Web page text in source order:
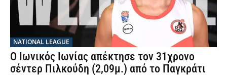
NATIONAL LEAGUE
Ο Ιωνικός Ιωνίας απέκτησε τον 31χρονο
σέντερ Πιλκούδη (2,09μ.) από το Παγκράτι